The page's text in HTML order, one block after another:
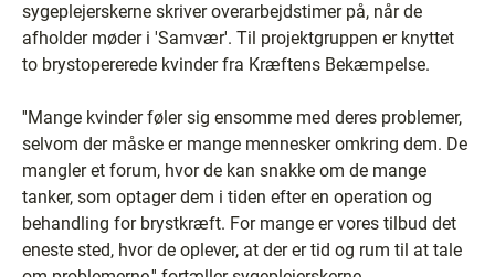
sygeplejerskerne skriver overarbejdstimer på, når de
afholder møder i 'Samvær'. Til projektgruppen er knyttet
to brystopererede kvinder fra Kræftens Bekæmpelse.
''Mange kvinder føler sig ensomme med deres problemer,
selvom der måske er mange mennesker omkring dem. De
mangler et forum, hvor de kan snakke om de mange
tanker, som optager dem i tiden efter en operation og
behandling for brystkræft. For mange er vores tilbud det
eneste sted, hvor de oplever, at der er tid og rum til at tale